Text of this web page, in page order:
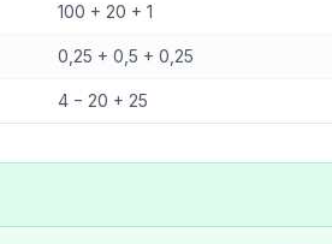
100 + 20 + 1
0,25 + 0,5 + 0,25
4 − 20 + 25